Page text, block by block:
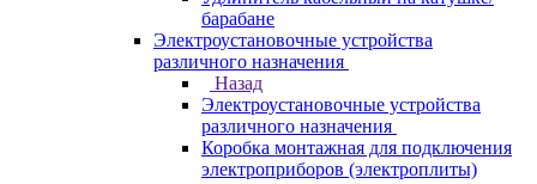
барабане
Электроустановочные устройства
различного назначения
Назад
Электроустановочные устройства
различного назначения
Коробка монтажная для подключения
электроприборов (электроплиты)